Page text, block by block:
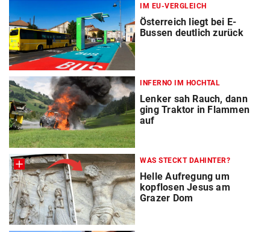
IM EU-VERGLEICH
Österreich liegt bei E-
Bussen deutlich zurück
INFERNO IM HOCHTAL
Lenker sah Rauch, dann
ging Traktor in Flammen
auf
WAS STECKT DAHINTER?
Helle Aufregung um
kopflosen Jesus am
Grazer Dom